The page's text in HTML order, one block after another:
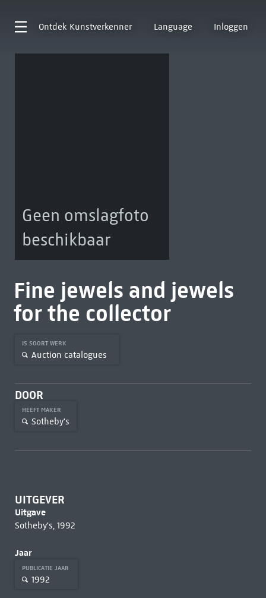
Ontdek Kunstverkenner Language Inloggen
Geen omslagfoto
beschikbaar
Fine jewels and jewels
for the collector
IS SOORT WERK
Auction catalogues
DOOR
HEEFT MAKER
Sotheby's
UITGEVER
Uitgave
Sotheby's, 1992
Jaar
PUBLICATIE JAAR
1992